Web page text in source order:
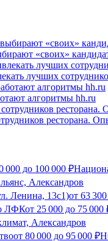
«своих»
лучших
алгоритмы hh.ru
ресторана.
000 до 100 000 ₽
Александров
Ленина, 13с1)от 63 300
ЛФКот 25 000 до 75 000
Александров
от 80 000 до 95 000 ₽